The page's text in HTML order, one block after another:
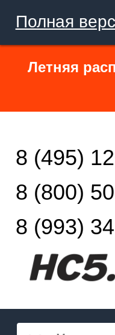
Полная
Летняя
8 (495)
8 (800)
8 (993)